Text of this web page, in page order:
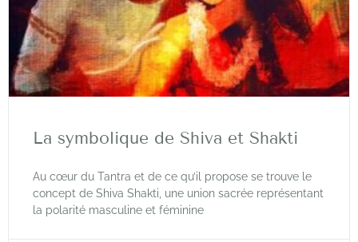
La symbolique de Shiva et Shakti
Au cœur du Tantra et de ce qu’il propose se trouve le
concept de Shiva Shakti, une union sacrée représentant
la polarité masculine et féminine